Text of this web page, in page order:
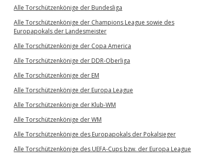
Alle Torschützenkönige der Bundesliga
Alle Torschützenkönige der Champions League sowie des
Europapokals der Landesmeister
Alle Torschützenkönige der Copa America
Alle Torschützenkönige der DDR-Oberliga
Alle Torschützenkönige der EM
Alle Torschützenkönige der Europa League
Alle Torschützenkönige der Klub-WM
Alle Torschützenkönige der WM
Alle Torschützenkönige des Europapokals der Pokalsieger
Alle Torschützenkönige des UEFA-Cups bzw. der Europa League